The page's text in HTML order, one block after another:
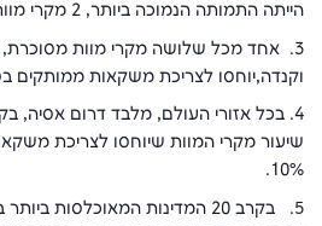
הייתה התמותה הנמוכה ביותר, 2 מקרי מוות ל-1 מיליון.
וקנדה,יוחסו לצריכת משקאות ממותקים
שיעור מקרי המוות שיוחסו לצריכת
10%.
5. בקרב 20 המדינות המאוכלסות